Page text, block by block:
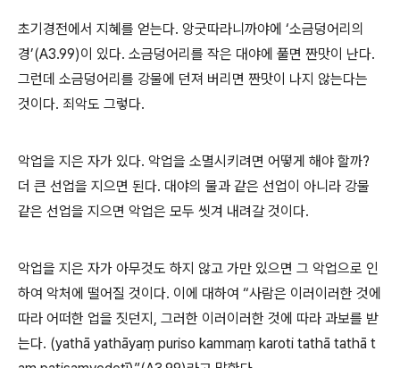
초기경전에서 지혜를 얻는다. 앙굿따라니까야에 ‘소금덩어리의
경’(A3.99)이 있다. 소금덩어리를 작은 대야에 풀면 짠맛이 난다.
그런데 소금덩어리를 강물에 던져 버리면 짠맛이 나지 않는다는
것이다. 죄악도 그렇다.
악업을 지은 자가 있다. 악업을 소멸시키려면 어떻게 해야 할까?
더 큰 선업을 지으면 된다. 대야의 물과 같은 선업이 아니라 강물
같은 선업을 지으면 악업은 모두 씻겨 내려갈 것이다.
악업을 지은 자가 아무것도 하지 않고 가만 있으면 그 악업으로 인
하여 악처에 떨어질 것이다. 이에 대하여 “사람은 이러이러한 것에
따라 어떠한 업을 짓던지 , 그러한 이러이러한 것에 따라 과보를 받
는다. (yathā yathāyaṃ puriso kammaṃ karoti tathā tathā t